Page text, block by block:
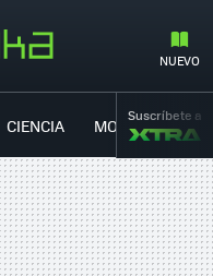
NUEVO
CIENCIA MOVILIDAD
Suscríbete a